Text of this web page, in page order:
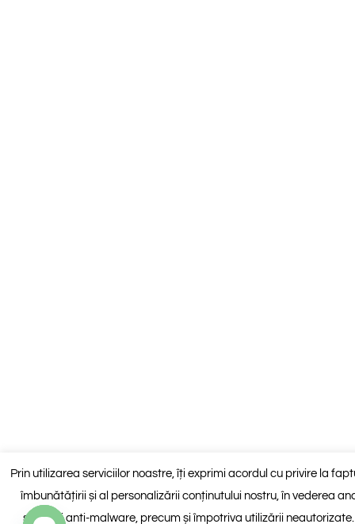
Prin utilizarea serviciilor noastre, îți exprimi acordul cu privire la
îmbunătățirii și al personalizării conținutului nostru, în vederea
spam și anti-malware, precum și împotriva utilizării